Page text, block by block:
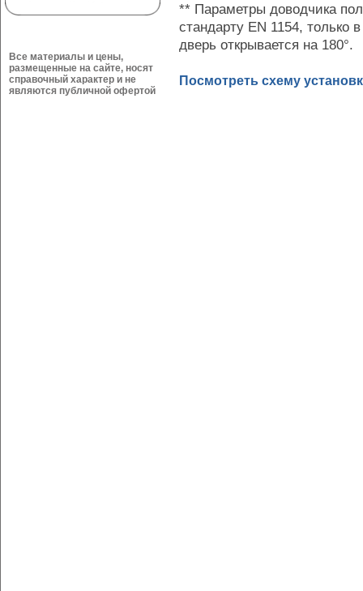
Все материалы и цены,
размещенные на сайте, носят
справочный характер и не
являются публичной офертой
** Параметры доводчика
стандарту EN 1154, только
дверь открывается на 180°.
Посмотреть схему